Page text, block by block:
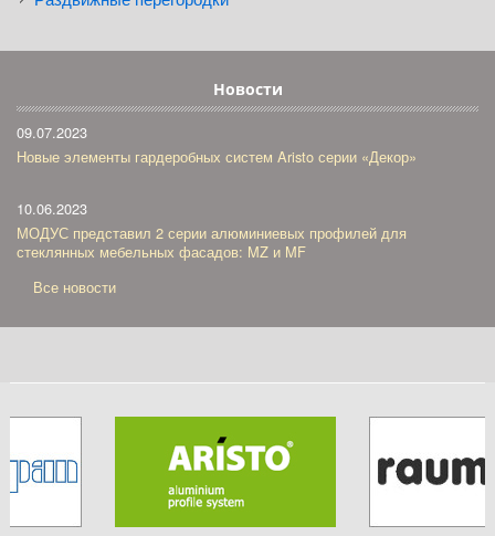
Новости
09.07.2023
Новые элементы гардеробных систем Aristo серии «Декор»
10.06.2023
МОДУС представил 2 серии алюминиевых профилей для
стеклянных мебельных фасадов: MZ и MF
Все новости